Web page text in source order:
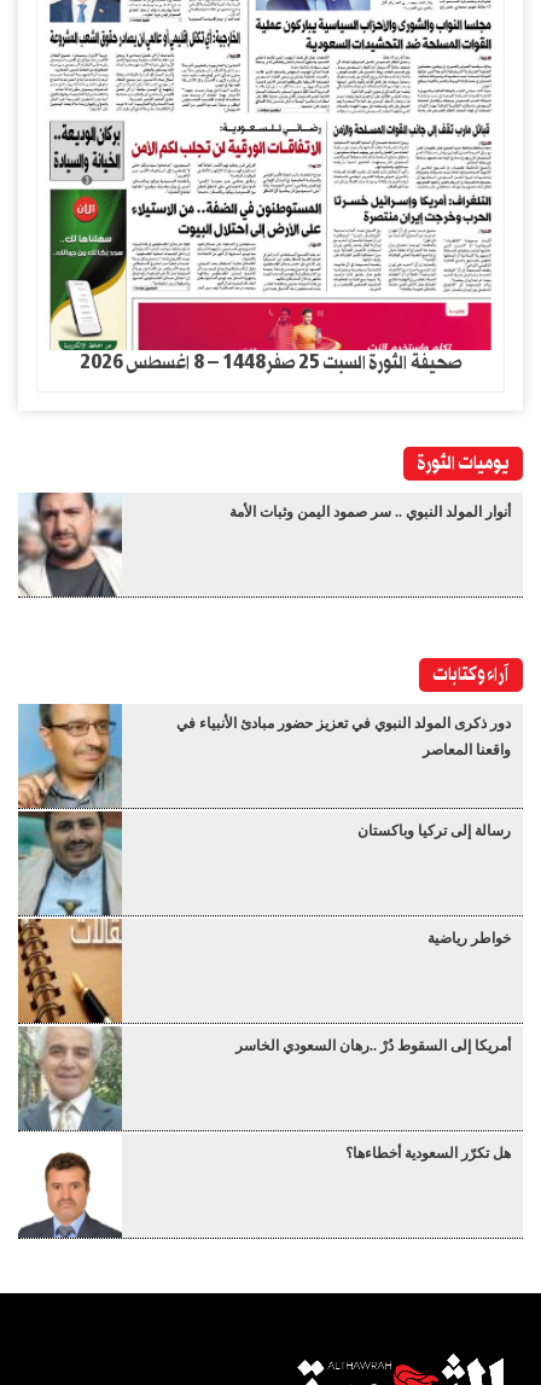
صحيفة الثورة السبت 25 صفر1448 – 8 اغسطس 2026
يوميات الثورة
أنوار المولد النبوي .. سر صمود اليمن وثبات الأمة
آراء وكتابات
دور ذكرى المولد النبوي في تعزيز حضور مبادئ الأنبياء في
واقعنا المعاصر
رسالة إلى تركيا وباكستان
خواطر رياضية
أمريكا إلى السقوط دُرْ ..رهان السعودي الخاسر
هل تكرّر السعودية أخطاءها؟